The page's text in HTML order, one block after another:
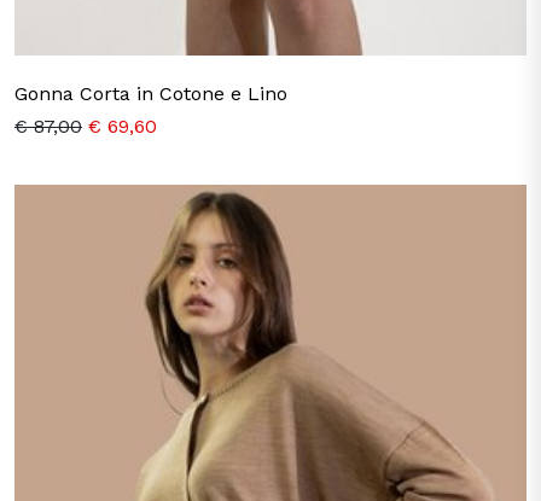
Gonna Corta in Cotone e Lino
€ 87,00 € 69,60